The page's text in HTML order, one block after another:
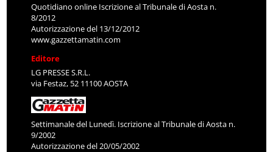
Quotidiano online Iscrizione al Tribunale di Aosta n.
8/2012
Autorizzazione del 13/12/2012
www.gazzettamatin.com
Editore
LG PRESSE S.R.L.
via Festaz, 52 11100 AOSTA
Settimanale del Lunedì. Iscrizione al Tribunale di Aosta n.
9/2002
Autorizzazione del 20/05/2002